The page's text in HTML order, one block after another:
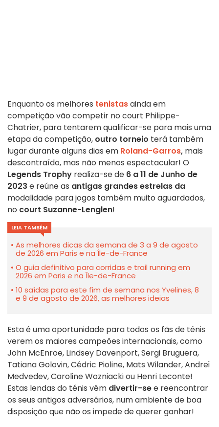
Enquanto os melhores tenistasainda em
competição vão competir no court Philippe-
Chatrier, para tentarem qualificar-se para mais uma
etapa da competição, outro torneio terá também
lugar durante alguns dias em Roland-Garros, mais
descontraído, mas não menos espectacular! O
Legends Trophy realiza-se de 6 a 11 de Junho de
2023 e reúne as antigas grandes estrelas da
modalidade para jogos também muito aguardados,
no court Suzanne-Lenglen!
LEIA TAMBÉM
As melhores dicas da semana de 3 a 9 de agosto
de 2026 em Paris e na Île-de-France
O guia definitivo para corridas e trail running em
2026 em Paris e na Île-de-France
10 saídas para este fim de semana nos Yvelines, 8
e 9 de agosto de 2026, as melhores ideias
Esta é uma oportunidade para todos os fãs de ténis
verem os maiores campeões internacionais, como
John McEnroe, Lindsey Davenport, Sergi Bruguera,
Tatiana Golovin, Cédric Pioline, Mats Wilander, Andreï
Medvedev, Caroline Wozniacki ou Henri Leconte!
Estas lendas do ténis vêm divertir-see reencontrar
os seus antigos adversários, num ambiente de boa
disposição que não os impede de querer ganhar!